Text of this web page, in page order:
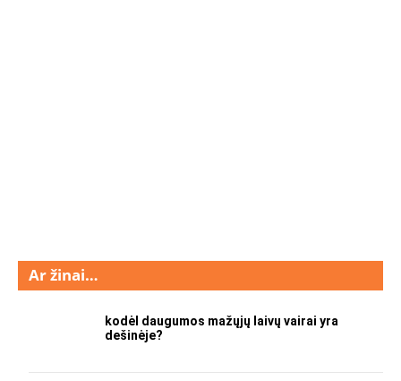
Ar žinai…
kodėl daugumos mažųjų laivų vairai yra
dešinėje?